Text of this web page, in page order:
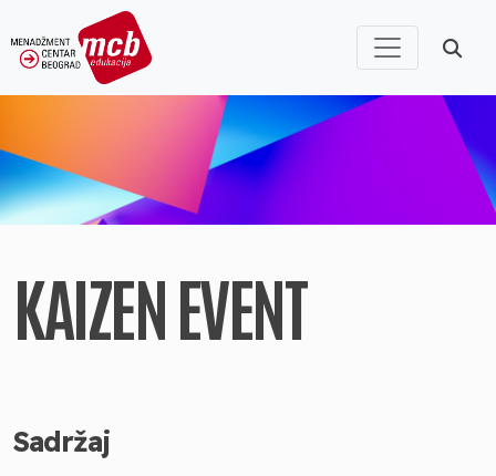
KAIZEN EVENT
Sadržaj